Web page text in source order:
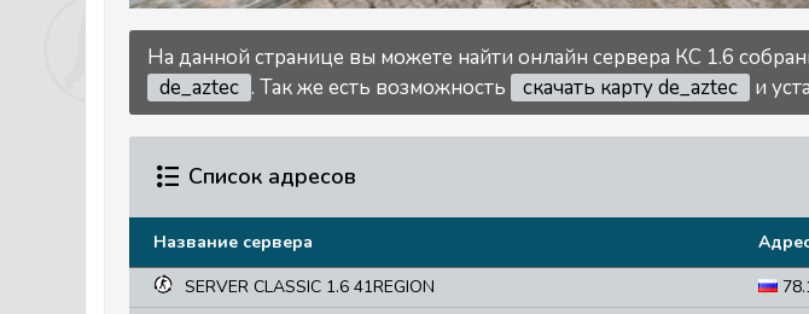
На данной странице вы можете найти онлайн сервера КС 1.6
de_aztec . Так же есть возможность скачать карту de_aztec и
Список адресов
Название сервера
SERVER CLASSIC 1.6 41REGION